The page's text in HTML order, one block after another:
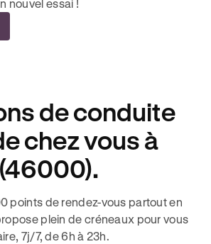
nouvel essai !
de conduite
chez vous à
points de rendez-vous partout en
plein de créneaux pour vous
7j/7, de 6h à 23h.